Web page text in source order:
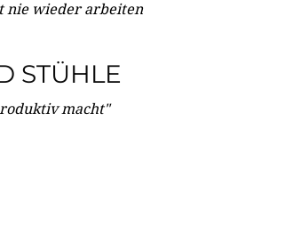
nie wieder arbeiten
STÜHLE
macht"